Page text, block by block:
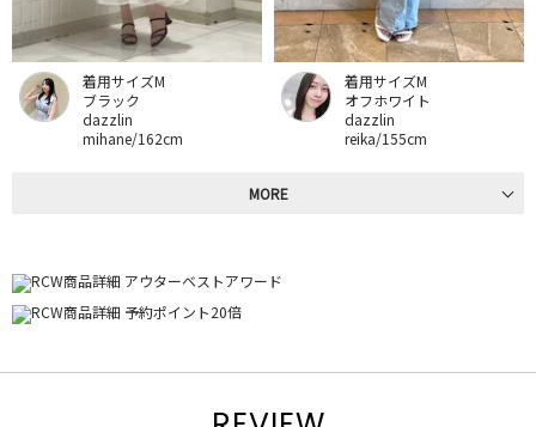
着用サイズM
ブラック
dazzlin
mihane/162cm
着用サイズM
オフホワイト
dazzlin
reika/155cm
MORE